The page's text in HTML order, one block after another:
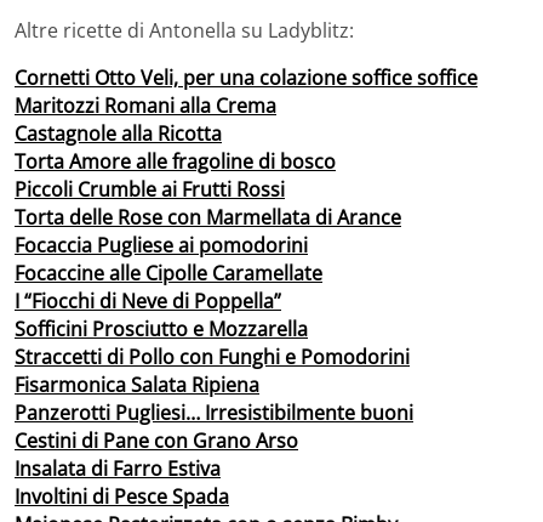
Altre ricette di Antonella su Ladyblitz:
Cornetti Otto Veli, per una colazione soffice soffice
Maritozzi Romani alla Crema
Castagnole alla Ricotta
Torta Amore alle fragoline di bosco
Piccoli Crumble ai Frutti Rossi
Torta delle Rose con Marmellata di Arance
Focaccia Pugliese ai pomodorini
Focaccine alle Cipolle Caramellate
I “Fiocchi di Neve di Poppella”
Sofficini Prosciutto e Mozzarella
Straccetti di Pollo con Funghi e Pomodorini
Fisarmonica Salata Ripiena
Panzerotti Pugliesi… Irresistibilmente buoni
Cestini di Pane con Grano Arso
Insalata di Farro Estiva
Involtini di Pesce Spada